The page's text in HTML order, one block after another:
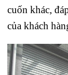
cuốn khác,
của khách